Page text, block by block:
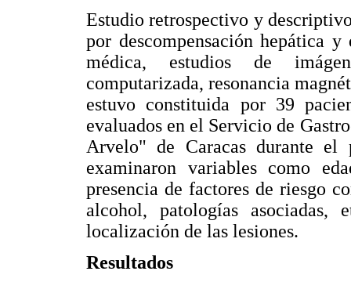
Estudio retrospectivo y
por descompensación hepática
médica, estudios de
computarizada, resonancia
estuvo constituida por 39
evaluados en el Servicio de
Arvelo" de Caracas durante
examinaron variables como
presencia de factores de riesgo
alcohol, patologías
localización de las lesiones.
Resultados